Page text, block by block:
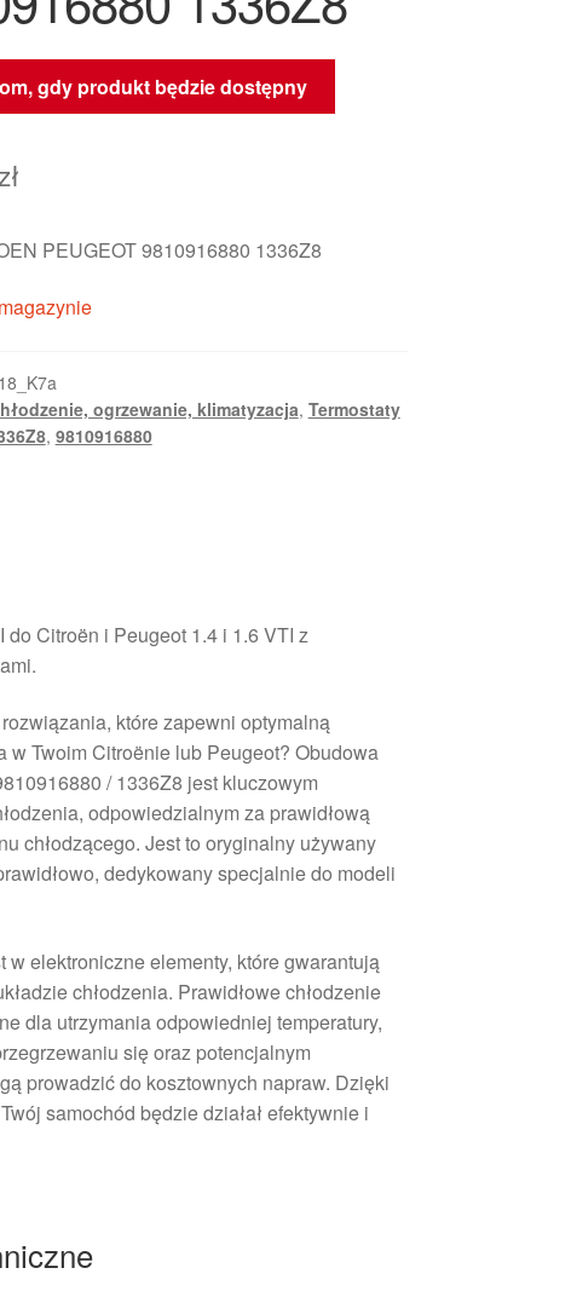
gdy produkt będzie dostępny
PEUGEOT 9810916880 1336Z8
ogrzewanie, klimatyzacja, Termostaty
, 9810916880
do Citroën i Peugeot 1.4 i 1.6 VTI z
które zapewni optymalną
w Twoim Citroënie lub Peugeot? Obudowa
/ 1336Z8 jest kluczowym
odpowiedzialnym za prawidłową
chłodzącego. Jest to oryginalny używany
dedykowany specjalnie do modeli
w elektroniczne elementy, które gwarantują
chłodzenia. Prawidłowe chłodzenie
dla utrzymania odpowiedniej temperatury,
się oraz potencjalnym
prowadzić do kosztownych napraw. Dzięki
samochód będzie działał efektywnie i